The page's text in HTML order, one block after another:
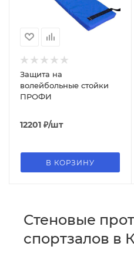
Защита на
волейбольные стойки
ПРОФИ
12201 ₽/шт
В КОРЗИНУ
Стеновые
спортзалов в